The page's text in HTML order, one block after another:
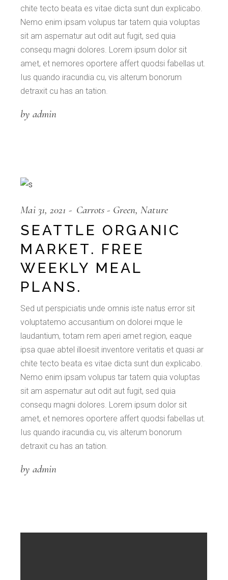
chite tecto beata es vitae dicta sunt dun explicabo.
Nemo enim ipsam volupus tar tatem quia voluptas
sit am aspernatur aut odit aut fugit, sed quia
consequ magni dolores. Lorem ipsum dolor sit
amet, et nemores oportere affert quodsi fabellas ut.
Ius quando iracundia cu, vis alterum bonorum
detraxit cu has an tation.
by admin
Mai 31, 2021 Carrots Green Nature
SEATTLE ORGANIC
MARKET. FREE
WEEKLY MEAL
PLANS.
Sed ut perspiciatis unde omnis iste natus error sit
voluptatemo accusantium on dolorei mque le
laudantium, totam rem aperi amet region, eaque
ipsa quae abtel illoesit inventore veritatis et quasi ar
chite tecto beata es vitae dicta sunt dun explicabo.
Nemo enim ipsam volupus tar tatem quia voluptas
sit am aspernatur aut odit aut fugit, sed quia
consequ magni dolores. Lorem ipsum dolor sit
amet, et nemores oportere affert quodsi fabellas ut.
Ius quando iracundia cu, vis alterum bonorum
detraxit cu has an tation.
by admin